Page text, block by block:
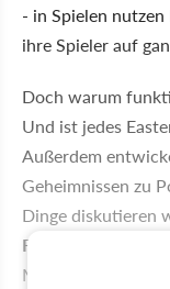
- in Spielen
ihre Spieler auf
Doch warum
Und ist jedes
Außerdem
Geheimnissen zu
Dinge diskutieren
Folge
Mysteriösen, Dimi